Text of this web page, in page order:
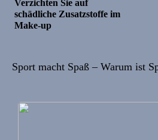
Verzichten Sie auf
schädliche Zusatzstoffe im
Make-up
Sport macht Spaß – Warum ist